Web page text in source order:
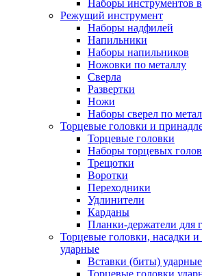
Наборы инструментов
Режущий инструмент
Наборы надфилей
Напильники
Наборы напильников
Ножовки по металлу
Сверла
Развертки
Ножи
Наборы сверел по
Торцевые головки и
Торцевые головки
Наборы торцевых
Трещотки
Воротки
Переходники
Удлинители
Карданы
Планки-держатели для
Торцевые головки, насадки
ударные
Вставки (биты) ударные
Торцевые головки